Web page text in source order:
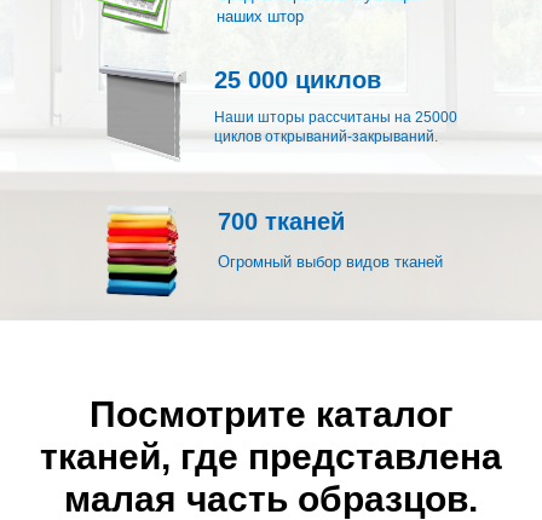
наших штор
25 000 циклов
Наши шторы рассчитаны на 25000
циклов открываний-закрываний.
Огромный выбор видов тканей
700 тканей
Посмотрите каталог
тканей, где представлена
малая часть образцов.